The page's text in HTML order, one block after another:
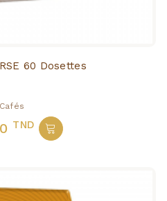
60 Dosettes
Cafés
TND